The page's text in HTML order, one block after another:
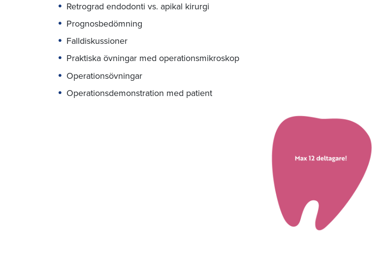
Retrograd endodonti vs. apikal kirurgi
Prognosbedömning
Falldiskussioner
Praktiska övningar med operationsmikroskop
Operationsövningar
Operationsdemonstration med patient